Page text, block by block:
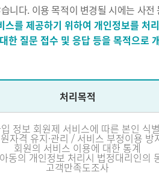
니다. 이용 목적이 변경될 시에는 사
를 제공하기 위하여 개인정보를 처
질문 접수 및 응답 등을 목적으로
처리목적
정보 회원제 서비스에 따른 본인 식
자격 유지·관리 / 서비스 부정이용 방
회원의 서비스 이용에 대한 통계
동의 개인정보 처리시 법정대리인의
고객만족도조사